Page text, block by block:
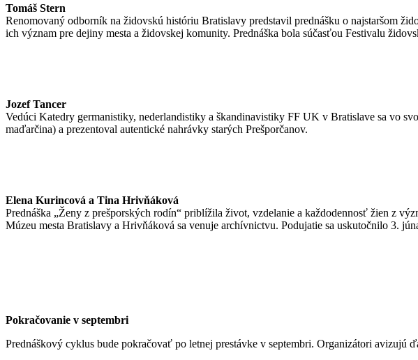
Tomáš Stern
Renomovaný odborník na židovskú históriu Bratislavy predstavil prednášku o najstaršom
ich význam pre dejiny mesta a židovskej komunity. Prednáška bola súčasťou Festivalu
Jozef Tancer
Vedúci Katedry germanistiky, nederlandistiky a škandinavistiky FF UK v Bratislave sa vo
maďarčina) a prezentoval autentické nahrávky starých Prešporčanov.
Elena Kurincová a Tina Hrivňáková
Prednáška „Ženy z prešporských rodín“ priblížila život, vzdelanie a každodennosť žien z
Múzeu mesta Bratislavy a Hrivňáková sa venuje archívnictvu. Podujatie sa uskutočnilo 3.
Pokračovanie v septembri
Prednáškový cyklus bude pokračovať po letnej prestávke v septembri. Organizátori avizujú